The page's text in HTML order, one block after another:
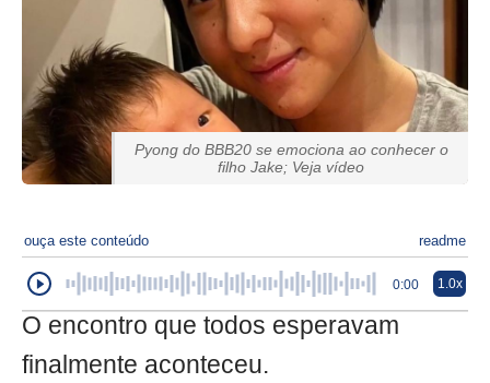
Pyong do BBB20 se emociona ao conhecer o
filho Jake; Veja vídeo
ouça este conteúdo readme
0:00 1.0x
O encontro que todos esperavam
finalmente aconteceu.